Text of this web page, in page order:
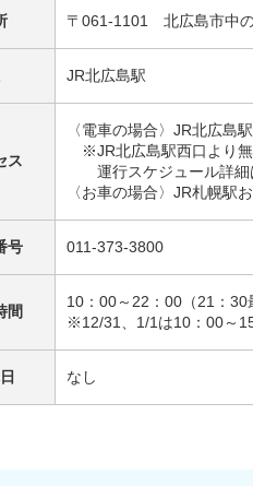
〒061-1101 北広島市中
JR北広島駅
ス
〈電車の場合〉JR北広島
※JR北広島駅西口より無
運行スケジュール詳細
〈お車の場合〉JR札幌駅
号 011-373-3800
間
10：00～22：00（21：30
※12/31、1/1は10：00～
なし